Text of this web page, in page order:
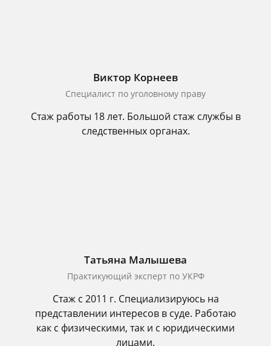
Виктор Корнеев
Cпециалист по уголовному праву
Стаж работы 18 лет. Большой стаж службы в
следственных органах.
Татьяна Малышева
Практикующий эксперт по УКРФ
Стаж с 2011 г. Специализируюсь на
представлении интересов в суде. Работаю
как с физическими, так и с юридическими
лицами.